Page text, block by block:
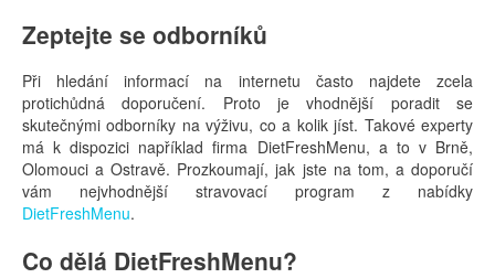
Zeptejte se odborníků
Při hledání informací na internetu často najdete zcela
protichůdná doporučení. Proto je vhodnější poradit se
skutečnými odborníky na výživu, co a kolik jíst. Takové experty
má k dispozici například firma DietFreshMenu, a to v Brně,
Olomouci a Ostravě. Prozkoumají, jak jste na tom, a doporučí
vám nejvhodnější stravovací program z nabídky
DietFreshMenu.
Co dělá DietFreshMenu?